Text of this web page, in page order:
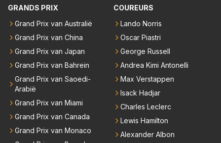
GRANDS PRIX
Grand Prix van Australië
Grand Prix van China
Grand Prix van Japan
Grand Prix van Bahrein
Grand Prix van Saoedi-
Arabië
Grand Prix van Miami
Grand Prix van Canada
Grand Prix van Monaco
COUREURS
Lando Norris
Oscar Piastri
George Russell
Andrea Kimi Antonelli
Max Verstappen
Isack Hadjar
Charles Leclerc
Lewis Hamilton
Alexander Albon